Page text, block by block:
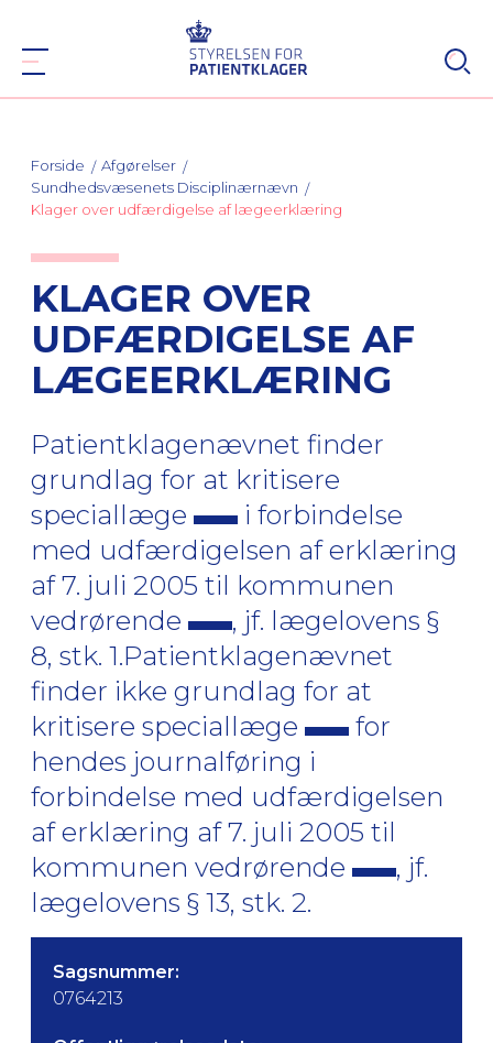
Forside
Afgørelser
Sundhedsvæsenets Disciplinærnævn
Klager over udfærdigelse af lægeerklæring
KLAGER OVER
UDFÆRDIGELSE AF
LÆGEERKLÆRING
Patientklagenævnet finder
grundlag for at kritisere
speciallæge
i forbindelse
med udfærdigelsen af erklæring
af 7. juli 2005 til kommunen
vedrørende
, jf. lægelovens §
8, stk. 1.Patientklagenævnet
finder ikke grundlag for at
kritisere speciallæge
for
hendes journalføring i
forbindelse med udfærdigelsen
af erklæring af 7. juli 2005 til
kommunen vedrørende
, jf.
lægelovens § 13, stk. 2.
Sagsnummer:
0764213